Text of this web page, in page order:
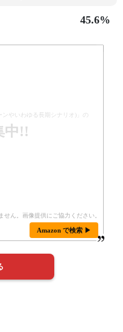
45.6%
やいわゆる長期シナリオ)」の
中!!
Amazon で検索 ▶